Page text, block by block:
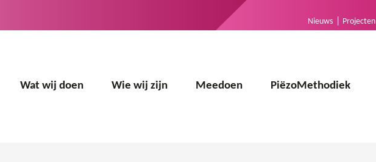
Nieuws Projecten
Wat wij doen Wie wij zijn Meedoen PiëzoMethodiek